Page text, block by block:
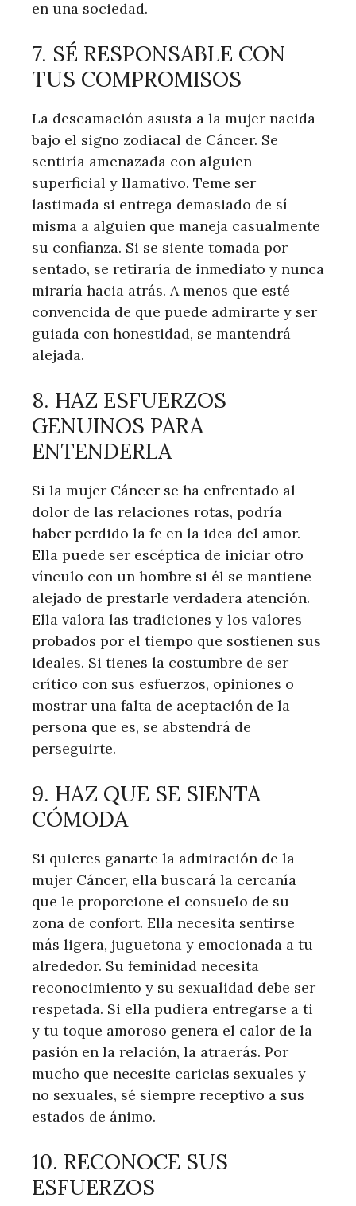
en una sociedad.
7. SÉ RESPONSABLE CON
TUS COMPROMISOS
La descamación asusta a la mujer nacida
bajo el signo zodiacal de Cáncer. Se
sentiría amenazada con alguien
superficial y llamativo. Teme ser
lastimada si entrega demasiado de sí
misma a alguien que maneja casualmente
su confianza. Si se siente tomada por
sentado, se retiraría de inmediato y nunca
miraría hacia atrás. A menos que esté
convencida de que puede admirarte y ser
guiada con honestidad, se mantendrá
alejada.
8. HAZ ESFUERZOS
GENUINOS PARA
ENTENDERLA
Si la mujer Cáncer se ha enfrentado al
dolor de las relaciones rotas, podría
haber perdido la fe en la idea del amor.
Ella puede ser escéptica de iniciar otro
vínculo con un hombre si él se mantiene
alejado de prestarle verdadera atención.
Ella valora las tradiciones y los valores
probados por el tiempo que sostienen sus
ideales. Si tienes la costumbre de ser
crítico con sus esfuerzos, opiniones o
mostrar una falta de aceptación de la
persona que es, se abstendrá de
perseguirte.
9. HAZ QUE SE SIENTA
CÓMODA
Si quieres ganarte la admiración de la
mujer Cáncer, ella buscará la cercanía
que le proporcione el consuelo de su
zona de confort. Ella necesita sentirse
más ligera, juguetona y emocionada a tu
alrededor. Su feminidad necesita
reconocimiento y su sexualidad debe ser
respetada. Si ella pudiera entregarse a ti
y tu toque amoroso genera el calor de la
pasión en la relación, la atraerás. Por
mucho que necesite caricias sexuales y
no sexuales, sé siempre receptivo a sus
estados de ánimo.
10. RECONOCE SUS
ESFUERZOS